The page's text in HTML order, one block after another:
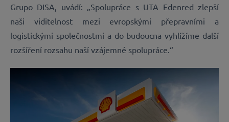
Grupo DISA, uvádí: „Spolupráce s UTA Edenred zlepší
naši viditelnost mezi evropskými přepravními a
logistickými společnostmi a do budoucna vyhlížíme další
rozšíření rozsahu naší vzájemné spolupráce.“